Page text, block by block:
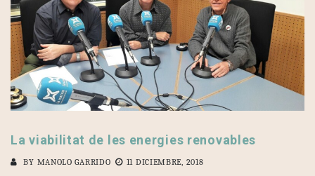
La viabilitat de les energies renovables
BY MANOLO GARRIDO 11 DICIEMBRE, 2018